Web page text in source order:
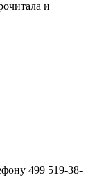
и
499 519-38-